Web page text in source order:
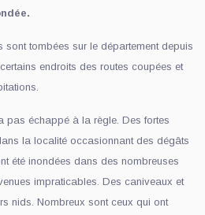
sont tombées sur le département depuis
endroits des routes coupées et
pas échappé à la règle. Des fortes
la localité occasionnant des dégâts
été inondées dans des nombreuses
impraticables. Des caniveaux et
nids. Nombreux sont ceux qui ont